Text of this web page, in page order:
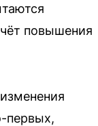
повышения
первых,